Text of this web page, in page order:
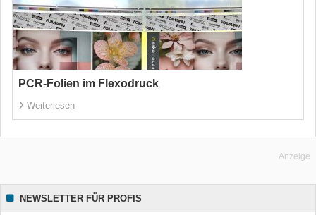
PCR-Folien im Flexodruck
Weiterlesen
Anzeige
NEWSLETTER FÜR PROFIS